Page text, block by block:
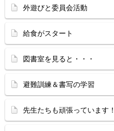
外遊びと委員会活動
給食がスタート
図書室を見ると・・・
避難訓練＆書写の学習
先生たちも頑張っています！